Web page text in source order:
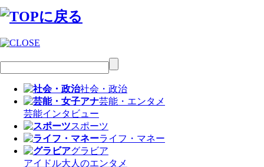
社会・政治
芸能・エンタメ
芸能インタビュー
スポーツ
ライフ・マネー
グラビア
アイドル大人のエンタメ